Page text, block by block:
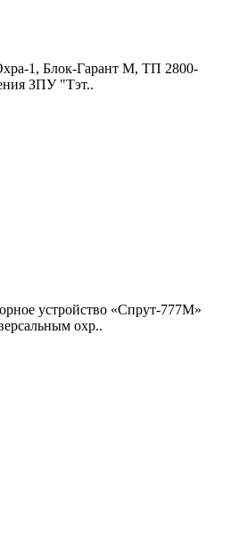
1, Блок-Гарант М, ТП 2800-
ЗПУ "Тэт..
устройство «Спрут-777М»
охр..